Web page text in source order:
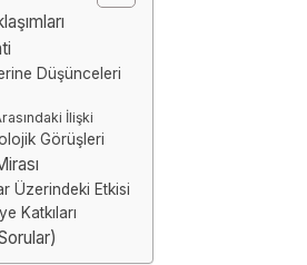
Düşünceleri
İlişki
Görüşleri
Üzerindeki Etkisi
Katkıları